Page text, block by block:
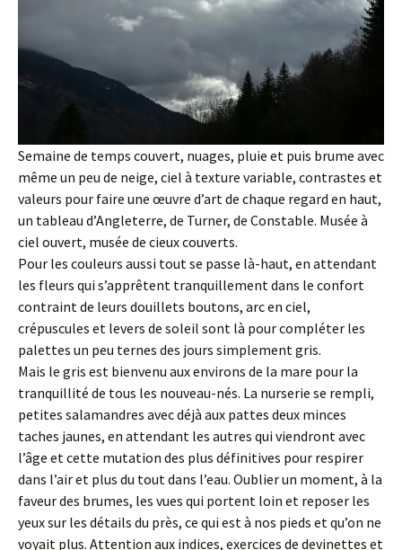
Semaine de temps couvert, nuages, pluie et puis brume avec
même un peu de neige, ciel à texture variable, contrastes et
valeurs pour faire une œuvre d’art de chaque regard en haut,
un tableau d’Angleterre, de Turner, de Constable. Musée à
ciel ouvert, musée de cieux couverts.
Pour les couleurs aussi tout se passe là-haut, en attendant
les fleurs qui s’apprêtent tranquillement dans le confort
contraint de leurs douillets boutons, arc en ciel,
crépuscules et levers de soleil sont là pour compléter les
palettes un peu ternes des jours simplement gris.
Mais le gris est bienvenu aux environs de la mare pour la
tranquillité de tous les nouveau-nés. La nurserie se rempli,
petites salamandres avec déjà aux pattes deux minces
taches jaunes, en attendant les autres qui viendront avec
l’âge et cette mutation des plus définitives pour respirer
dans l’air et plus du tout dans l’eau. Oublier un moment, à la
faveur des brumes, les vues qui portent loin et reposer les
yeux sur les détails du près, ce qui est à nos pieds et qu’on ne
voyait plus. Attention aux indices, exercices de devinettes et